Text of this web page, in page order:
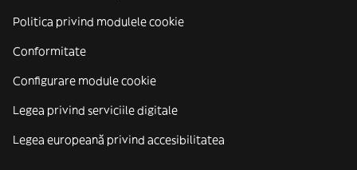
Politica privind modulele cookie
Conformitate
Configurare module cookie
Legea privind serviciile digitale
Legea europeană privind accesibilitatea